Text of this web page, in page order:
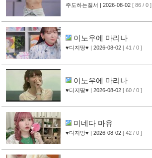
주도하는질서 | 2026-08-02 [ 86 / 0 ]
이노우에 마리나
♥디지땅♥ | 2026-08-02 [ 41 / 0 ]
이노우에 마리나
♥디지땅♥ | 2026-08-02 [ 60 / 0 ]
미네다 마유
♥디지땅♥ | 2026-08-02 [ 42 / 0 ]